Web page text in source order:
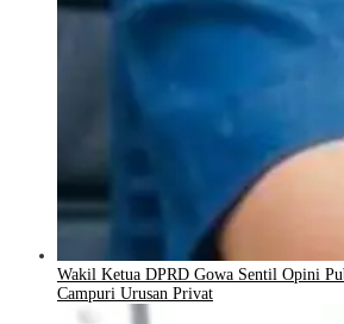
Wakil Ketua DPRD Gowa Sentil Opini
Campuri Urusan Privat